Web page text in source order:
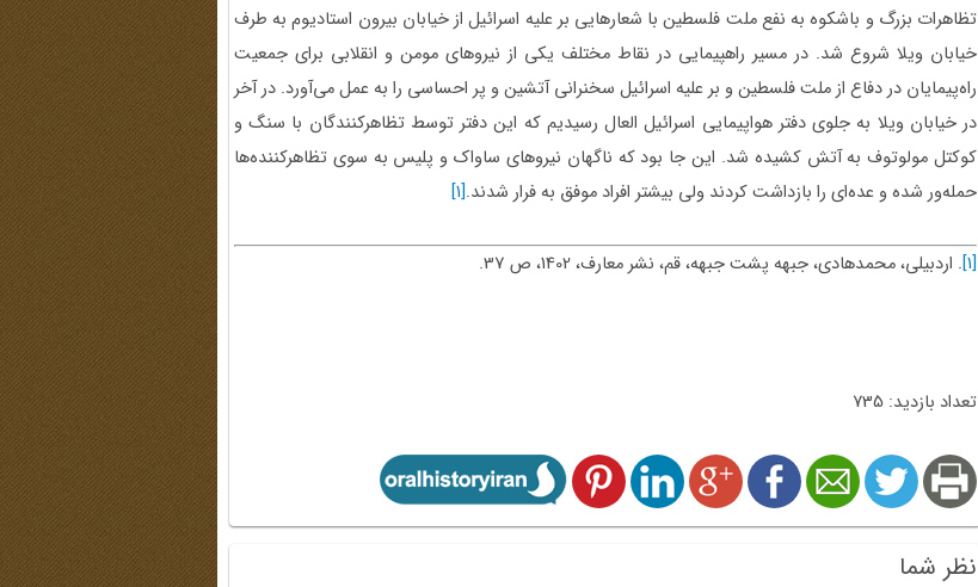
تظاهرات بزرگ و باشکوه به نفع ملت فلسطین با شعارهایی بر علیه اسرائیل از خیابان بیرون استادیوم به طرف
خیابان ویلا شروع شد. در مسیر راهپیمایی در نقاط مختلف یکی از نیروهای مومن و انقلابی برای جمعیت
راه‌پیمایان در دفاع از ملت فلسطین و بر علیه اسرائیل سخنرانی آتشین و پر احساسی را به عمل می‌آورد. در آخر
در خیابان ویلا به جلوی دفتر هواپیمایی اسرائیل العال رسیدیم که این دفتر توسط تظاهرکنندگان با سنگ و
کوکتل مولوتوف به آتش کشیده شد. این جا بود که ناگهان نیروهای ساواک و پلیس به سوی تظاهرکننده‌ها
حمله‌ور شده و عده‌ای را بازداشت کردند ولی بیشتر افراد موفق به فرار شدند.[1]
[1] . اردبیلی، محمدهادی، جبهه پشت جبهه، قم، نشر معارف، 1402، ص 37.
تعداد بازدید: 735
نظر شما